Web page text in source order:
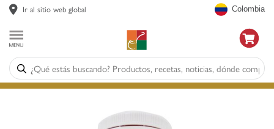
Colombia
Ir al sitio web global